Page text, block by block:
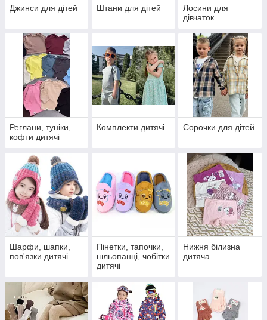
Джинси для дітей Штани для дітей
Лосини для
дівчаток
Реглани, туніки,
кофти дитячі
Комплекти дитячі Сорочки для дітей
Шарфи, шапки,
пов'язки дитячі
Пінетки, тапочки,
шльопанці, чобітки
дитячі
Нижня білизна
дитяча